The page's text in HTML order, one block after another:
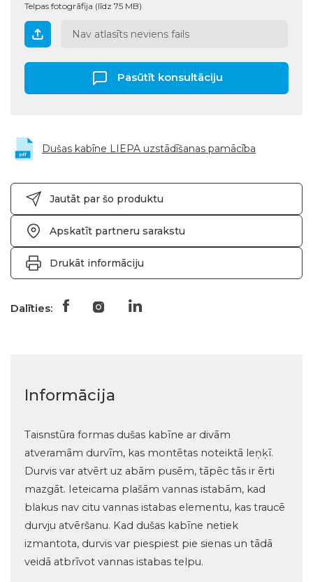
Telpas fotogrāfija (līdz 75 MB)
Nav atlasīts neviens fails
Pasūtīt konsultāciju
Dušas kabīne LIEPA uzstādīšanas pamācība
Jautāt par šo produktu
Apskatīt partneru sarakstu
Drukāt informāciju
Dalīties:
Informācija
Taisnstūra formas dušas kabīne ar divām
atveramām durvīm, kas montētas noteiktā leņķī.
Durvis var atvērt uz abām pusēm, tāpēc tās ir ērti
mazgāt. Ieteicama plašām vannas istabām, kad
blakus nav citu vannas istabas elementu, kas traucē
durvju atvēršanu. Kad dušas kabīne netiek
izmantota, durvis var piespiest pie sienas un tādā
veidā atbrīvot vannas istabas telpu.